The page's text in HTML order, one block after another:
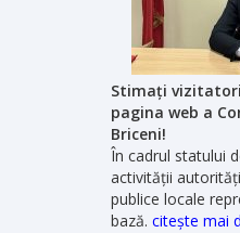
Stimați
pagina web a
Briceni!
În cadrul statului
activității
publice locale
bază. citește mai